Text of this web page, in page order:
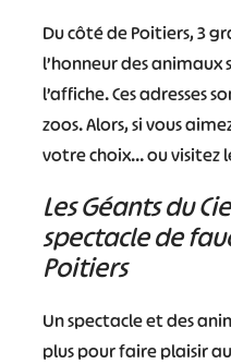
Du côté de Poitiers, 3
l’honneur des
l’affiche. Ces adresses
zoos. Alors, si vous
votre choix… ou visitez
Les Géants du
spectacle de
Poitiers
Un spectacle et des
plus pour faire plaisir